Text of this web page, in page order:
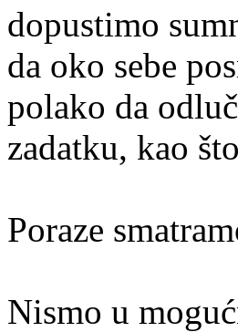
dopustimo
da oko sebe
polako da
zadatku, kao
Poraze
Nismo u